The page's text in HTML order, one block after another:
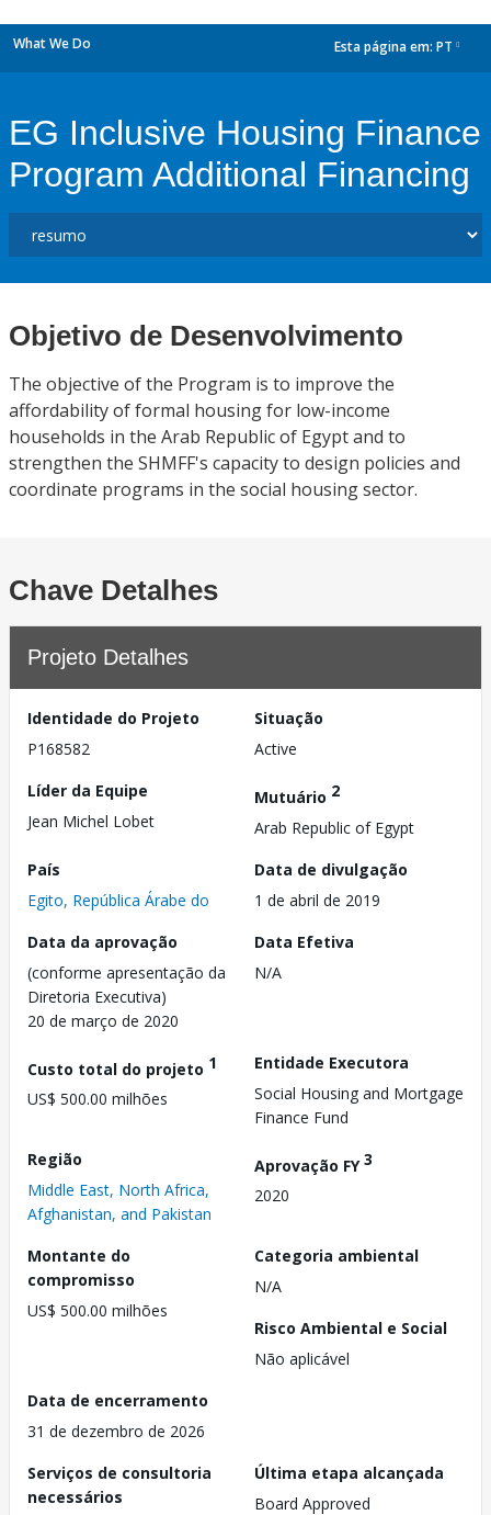
What We Do Esta página em: PT
EG Inclusive Housing Finance
Program Additional Financing
Objetivo de Desenvolvimento
The objective of the Program is to improve the
affordability of formal housing for low-income
households in the Arab Republic of Egypt and to
strengthen the SHMFF's capacity to design policies and
coordinate programs in the social housing sector.
Chave Detalhes
Projeto Detalhes
Identidade do Projeto
P168582
Situação
Active
Líder da Equipe
Jean Michel Lobet
Mutuário 2
Arab Republic of Egypt
País
Egito, República Árabe do
Data de divulgação
1 de abril de 2019
Data da aprovação
(conforme apresentação da
Diretoria Executiva)
20 de março de 2020
Data Efetiva
N/A
Custo total do projeto 1
US$ 500.00 milhões
Entidade Executora
Social Housing and Mortgage
Finance Fund
Região
Middle East, North Africa,
Afghanistan, and Pakistan
Aprovação FY3
2020
Montante do
compromisso
US$ 500.00 milhões
Categoria ambiental
N/A
Risco Ambiental e Social
Não aplicável
Data de encerramento
31 de dezembro de 2026
Serviços de consultoria
necessários
Última etapa alcançada
Board Approved